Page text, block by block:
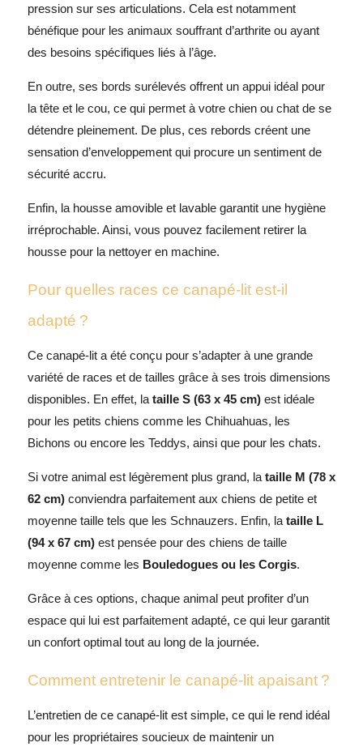
pression sur ses articulations. Cela est notamment
bénéfique pour les animaux souffrant d’arthrite ou ayant
des besoins spécifiques liés à l’âge.
En outre, ses bords surélevés offrent un appui idéal pour
la tête et le cou, ce qui permet à votre chien ou chat de se
détendre pleinement. De plus, ces rebords créent une
sensation d’enveloppement qui procure un sentiment de
sécurité accru.
Enfin, la housse amovible et lavable garantit une hygiène
irréprochable. Ainsi, vous pouvez facilement retirer la
housse pour la nettoyer en machine.
Pour quelles races ce canapé-lit est-il
adapté ?
Ce canapé-lit a été conçu pour s’adapter à une grande
variété de races et de tailles grâce à ses trois dimensions
disponibles. En effet, la taille S (63 x 45 cm)est idéale
pour les petits chiens comme les Chihuahuas, les
Bichons ou encore les Teddys, ainsi que pour les chats.
Si votre animal est légèrement plus grand, la taille M (78 x
62 cm)conviendra parfaitement aux chiens de petite et
moyenne taille tels que les Schnauzers. Enfin, la taille L
(94 x 67 cm)est pensée pour des chiens de taille
moyenne comme les Bouledogues ou les Corgis.
Grâce à ces options, chaque animal peut profiter d’un
espace qui lui est parfaitement adapté, ce qui leur garantit
un confort optimal tout au long de la journée.
Comment entretenir le canapé-lit apaisant ?
L’entretien de ce canapé-lit est simple, ce qui le rend idéal
pour les propriétaires soucieux de maintenir un